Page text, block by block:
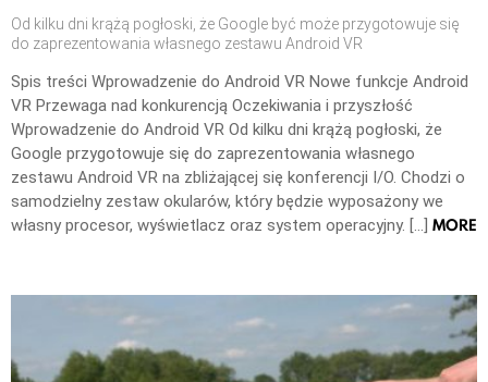
Od kilku dni krążą pogłoski, że Google być może przygotowuje się
do zaprezentowania własnego zestawu Android VR
Spis treści Wprowadzenie do Android VR Nowe funkcje Android
VR Przewaga nad konkurencją Oczekiwania i przyszłość
Wprowadzenie do Android VR Od kilku dni krążą pogłoski, że
Google przygotowuje się do zaprezentowania własnego
zestawu Android VR na zbliżającej się konferencji I/O. Chodzi o
samodzielny zestaw okularów, który będzie wyposażony we
własny procesor, wyświetlacz oraz system operacyjny. […] MORE